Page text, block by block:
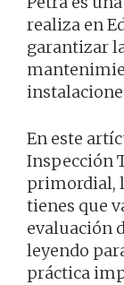
realiza en
garantizar
En este
Inspección
primordial,
tienes que
evaluación
leyendo
práctica